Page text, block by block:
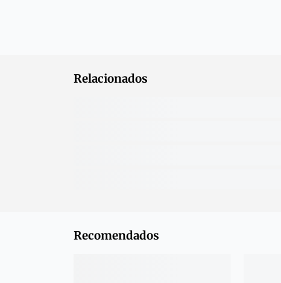
Relacionados
Recomendados